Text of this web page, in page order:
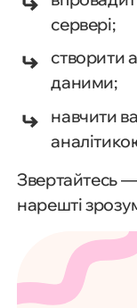
сервері;
створити
даними;
навчити
Звертайтесь
нарешті